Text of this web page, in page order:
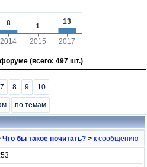
(всего: 497 шт.)
7 8 9 10
по темам
Что бы такое почитать? > к сообщению